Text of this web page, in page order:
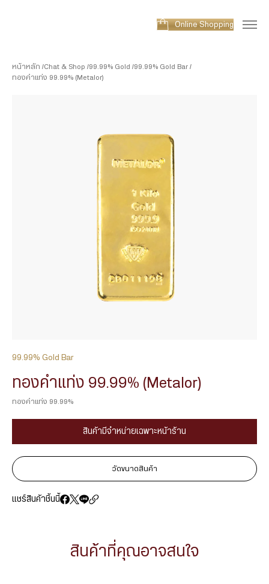
Online Shopping
หน้าหลัก Chat & Shop 99.99% Gold
99.99% Gold Bar
ทองคำแท่ง 99.99% (Metalor)
99.99% Gold Bar
ทองคำแท่ง 99.99% (Metalor)
ทองคำแท่ง 99.99%
สินค้ามีจำหน่ายเฉพาะหน้าร้าน
วัดขนาดสินค้า
แชร์สินค้าชิ้นนี้
สินค้าที่คุณอาจสนใจ